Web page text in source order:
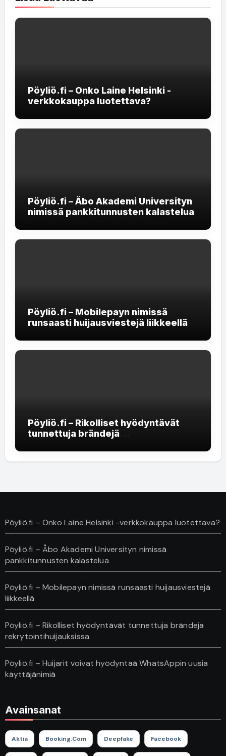
Pöyliö.fi – Onko Laine Helsinki -
verkkokauppa luotettava?
Pöyliö.fi – Åbo Akademi Universityn
nimissä pankkitunnusten kalastelua
Pöyliö.fi – Mobilepayn nimissä
runsaasti huijausviestejä liikkeellä
Pöyliö.fi – Rikolliset hyödyntävät
tunnettuja brändejä
Pöyliö.fi – Onko Laine Helsinki -verkkokauppa luotettava?
Pöyliö.fi – Åbo Akademi Universityn nimissä
pankkitunnusten kalastelua
Pöyliö.fi – Mobilepayn nimissä runsaasti huijausviestejä
liikkeellä
Pöyliö.fi – Rikolliset hyödyntävät tunnettuja brändejä
rekrytointihuijauksissa
Pöyliö.fi – Huijarit voivat hyödyntää WhatsAppin uusia
käyttäjänimiä
Avainsanat
Aktia Booking.com Deepfake Facebook